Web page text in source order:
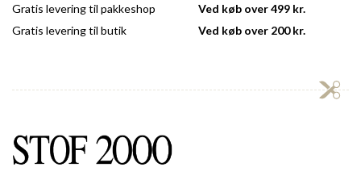
Gratis levering til pakkeshop
Gratis levering til butik
Ved køb over 499 kr.
Ved køb over 200 kr.